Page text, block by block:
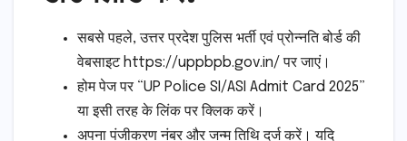
सबसे पहले, उत्तर प्रदेश पुलिस भर्ती एवं प्रोन्नति बोर्ड की
वेबसाइट https://uppbpb.gov.in/ पर जाएं।
होम पेज पर “UP Police SI/ASI Admit Card 2025”
या इसी तरह के लिंक पर क्लिक करें।
अपना पंजीकरण नंबर और जन्म तिथि दर्ज करें। यदि